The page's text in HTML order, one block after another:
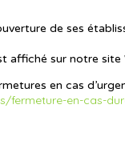
de ses
affiché sur notre
en cas
fermeture-en-cas-